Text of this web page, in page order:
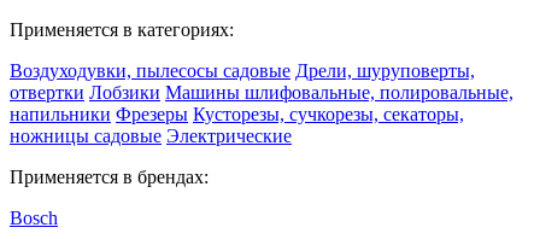
Применяется в категориях:
Воздуходувки, пылесосы садовые Дрели, шуруповерты,
отвертки Лобзики Машины шлифовальные, полировальные,
напильники Фрезеры Кусторезы, сучкорезы, секаторы,
ножницы садовые Электрические
Применяется в брендах:
Bosch